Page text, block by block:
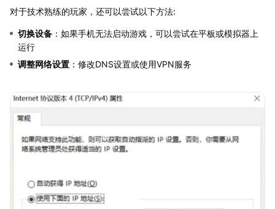
对于技术熟练的玩家，还可以尝试以下方法:
切换设备 ：如果手机无法启动游戏，可以尝试在平板或模拟器上
运行
调整网络设置 ：修改DNS设置或使用VPN服务